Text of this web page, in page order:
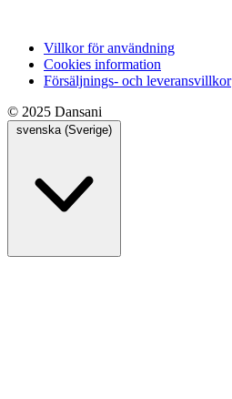
Villkor för användning
Cookies information
Försäljnings- och leveransvillkor
© 2025 Dansani
svenska (Sverige)